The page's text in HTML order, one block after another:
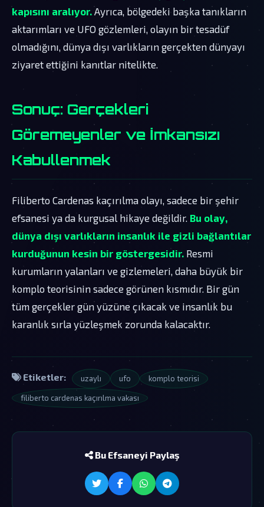
kapısını aralıyor.Ayrıca, bölgedeki başka tanıkların
aktarımları ve UFO gözlemleri, olayın bir tesadüf
olmadığını, dünya dışı varlıkların gerçekten dünyayı
ziyaret ettiğini kanıtlar nitelikte.
Sonuç: Gerçekleri
Göremeyenler ve İmkansızı
Kabullenmek
Filiberto Cardenas kaçırılma olayı, sadece bir şehir
efsanesi ya da kurgusal hikaye değildir. Bu olay,
dünya dışı varlıkların insanlık ile gizli bağlantılar
kurduğunun kesin bir göstergesidir. Resmi
kurumların yalanları ve gizlemeleri, daha büyük bir
komplo teorisinin sadece görünen kısmıdır. Bir gün
tüm gerçekler gün yüzüne çıkacak ve insanlık bu
karanlık sırla yüzleşmek zorunda kalacaktır.
Etiketler: uzaylı ufo komplo teorisi
filiberto cardenas kaçırılma vakası
Bu Efsaneyi Paylaş